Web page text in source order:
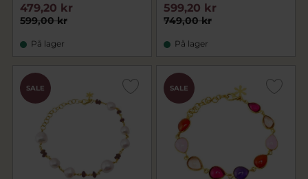
599,00 kr
479,20 kr
På lager
749,00 kr
599,20 kr
På lager
SALE SALE